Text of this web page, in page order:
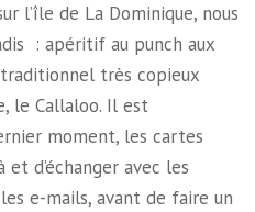
l’île de La Dominique, nous
: apéritif au punch aux
très copieux
le Callaloo. Il est
moment, les cartes
d’échanger avec les
e-mails, avant de faire un